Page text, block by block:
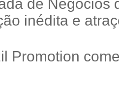
de Negócios
inédita e
Promotion